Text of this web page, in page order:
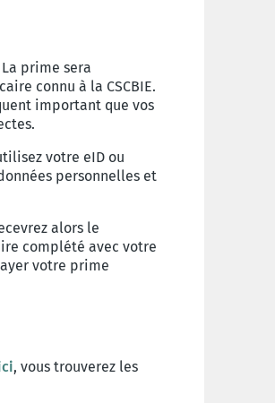
prime sera
connu à la CSCBIE.
important que vos
votre eID ou
personnelles et
alors le
complété avec votre
votre prime
, vous trouverez les